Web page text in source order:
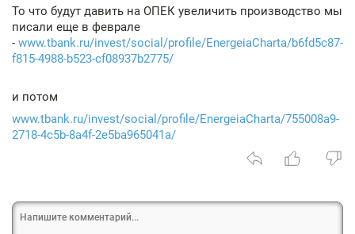
То что будут давить на ОПЕК увеличить производство мы
писали еще в феврале
- www.tbank.ru/invest/social/profile/EnergeiaCharta/b6fd5c87-
f815-4988-b523-cf08937b2775/
и потом
www.tbank.ru/invest/social/profile/EnergeiaCharta/755008a9-
2718-4c5b-8a4f-2e5ba965041a/